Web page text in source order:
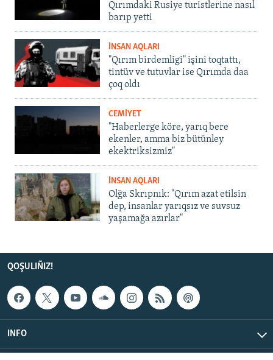
Qırımdaki Rusiye turistlerine nasıl
barıp yetti
İNSAN AQLARI
"Qırım birdemligi" işini toqtattı,
tintüv ve tutuvlar ise Qırımda daa
çoq oldı
CEMİYET
"Haberlerge köre, yarıq bere
ekenler, amma biz bütünley
ekektriksizmiz"
İNSAN AQLARI
Olğa Skrıpnık: "Qırım azat etilsin
dep, insanlar yarıqsız ve suvsuz
yaşamağa azırlar"
QOŞULIÑIZ!
INFO